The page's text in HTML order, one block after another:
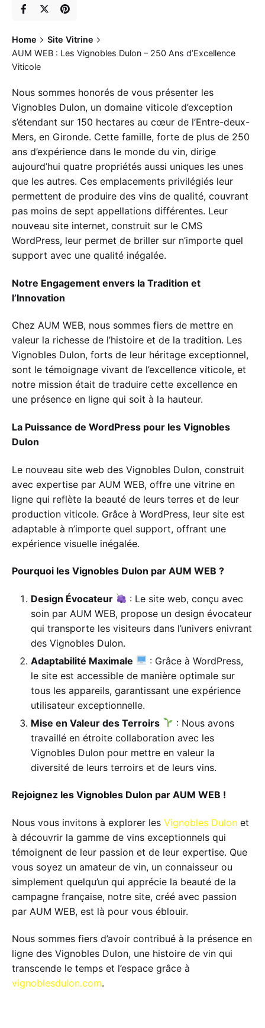
Home
Site Vitrine
AUM WEB : Les Vignobles Dulon – 250 Ans d’Excellence
Viticole
Nous sommes honorés de vous présenter les
Vignobles Dulon, un domaine viticole d’exception
s’étendant sur 150 hectares au cœur de l’Entre-deux-
Mers, en Gironde. Cette famille, forte de plus de 250
ans d’expérience dans le monde du vin, dirige
aujourd’hui quatre propriétés aussi uniques les unes
que les autres. Ces emplacements privilégiés leur
permettent de produire des vins de qualité, couvrant
pas moins de sept appellations différentes. Leur
nouveau site internet, construit sur le CMS
WordPress, leur permet de briller sur n’importe quel
support avec une qualité inégalée.
Notre Engagement envers la Tradition et
l’Innovation
Chez AUM WEB, nous sommes fiers de mettre en
valeur la richesse de l’histoire et de la tradition. Les
Vignobles Dulon, forts de leur héritage exceptionnel,
sont le témoignage vivant de l’excellence viticole, et
notre mission était de traduire cette excellence en
une présence en ligne qui soit à la hauteur.
La Puissance de WordPress pour les Vignobles
Dulon
Le nouveau site web des Vignobles Dulon, construit
avec expertise par AUM WEB, offre une vitrine en
ligne qui reflète la beauté de leurs terres et de leur
production viticole. Grâce à WordPress, leur site est
adaptable à n’importe quel support, offrant une
expérience visuelle inégalée.
Pourquoi les Vignobles Dulon par AUM WEB ?
Design Évocateur
: Le site web, conçu avec
soin par AUM WEB, propose un design évocateur
qui transporte les visiteurs dans l’univers enivrant
des Vignobles Dulon.
Adaptabilité Maximale
: Grâce à WordPress,
le site est accessible de manière optimale sur
tous les appareils, garantissant une expérience
utilisateur exceptionnelle.
Mise en Valeur des Terroirs
: Nous avons
travaillé en étroite collaboration avec les
Vignobles Dulon pour mettre en valeur la
diversité de leurs terroirs et de leurs vins.
Rejoignez les Vignobles Dulon par AUM WEB !
Nous vous invitons à explorer les Vignobles Dulon et
à découvrir la gamme de vins exceptionnels qui
témoignent de leur passion et de leur expertise. Que
vous soyez un amateur de vin, un connaisseur ou
simplement quelqu’un qui apprécie la beauté de la
campagne française, notre site, créé avec passion
par AUM WEB, est là pour vous éblouir.
Nous sommes fiers d’avoir contribué à la présence en
ligne des Vignobles Dulon, une histoire de vin qui
transcende le temps et l’espace grâce à
vignoblesdulon.com.